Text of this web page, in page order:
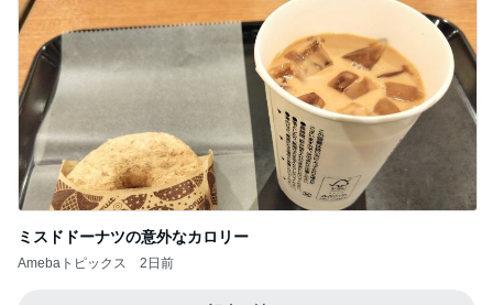
ミスドドーナツの意外なカロリー
Amebaトピックス 2日前